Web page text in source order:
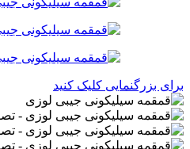
برای بزرگنمایی کلیک کنید